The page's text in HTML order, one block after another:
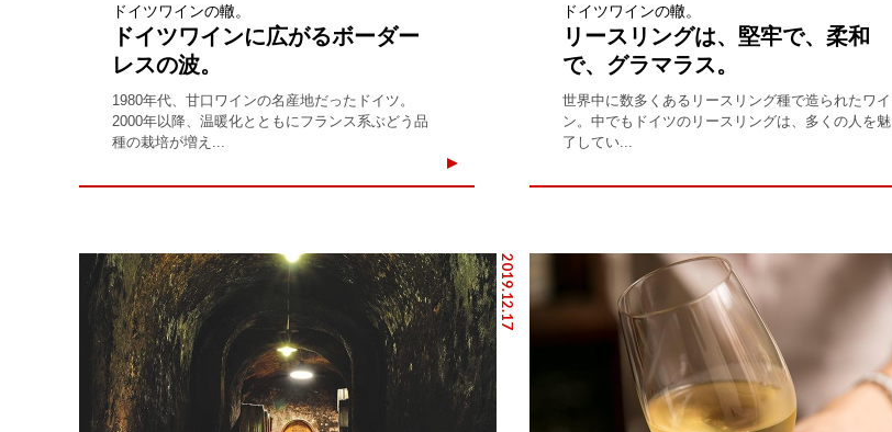
ドイツワインの轍。
ドイツワインに広がるボーダー
レスの波。
1980年代、甘口ワインの名産地だったドイツ。
2000年以降、温暖化とともにフランス系ぶどう品
種の栽培が増え...
ドイツワインの轍。
リースリングは、堅牢で、柔和
で、グラマラス。
世界中に数多くあるリースリング種で造られたワイ
ン。中でもドイツのリースリングは、多くの人を魅
了してい...
2019.12.17